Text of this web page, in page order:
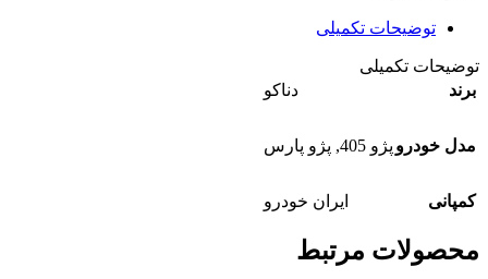
توضیحات تکمیلی
توضیحات تکمیلی
برند
دناکو
مدل خودرو پژو 405 , پژو پارس
کمپانی ایران خودرو
محصولات مرتبط